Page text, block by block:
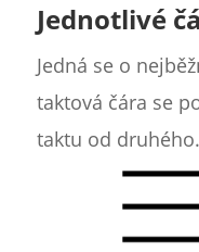
Jednotlivé
Jedná se o
taktová čára se
taktu od druhého.